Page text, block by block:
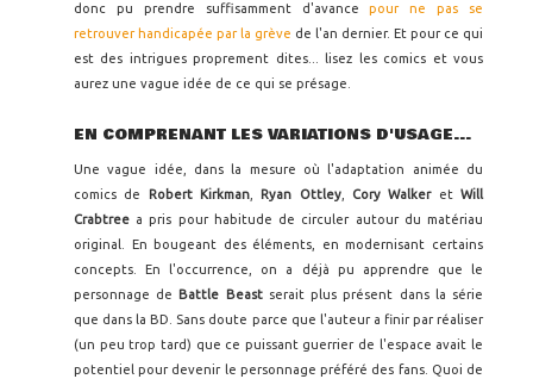
donc pu prendre suffisamment d'avancepour ne pas se
retrouver handicapée par la grève de l'an dernier. Et pour ce qui
est des intrigues proprement dites... lisez les comics et vous
aurez une vague idée de ce qui se présage.
EN COMPRENANT LES VARIATIONS D'USAGE...
Une vague idée, dans la mesure où l'adaptation animée du
comics de
Robert Kirkman Ryan Ottley, Cory WalkeretWill
Crabtree a pris pour habitude de circuler autour du matériau
original. En bougeant des éléments, en modernisant certains
concepts. En l'occurrence, on a déjà pu apprendre que le
personnage de
Battle Beastserait plus présent dans la série
que dans la BD. Sans doute parce que l'auteur a finir par réaliser
(un peu trop tard) que ce puissant guerrier de l'espace avait le
potentiel pour devenir le personnage préféré des fans. Quoi de